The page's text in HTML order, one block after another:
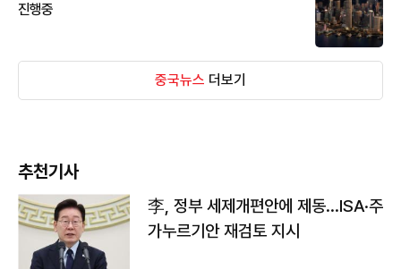
진행중
중국뉴스 더보기
추천기사
李, 정부 세제개편안에 제동…ISA·주
가누르기안 재검토 지시